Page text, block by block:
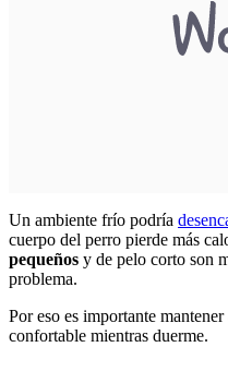
Un ambiente frío podría
cuerpo del perro pierde más
pequeños y de pelo corto son
problema.
Por eso es importante
confortable mientras duerme.